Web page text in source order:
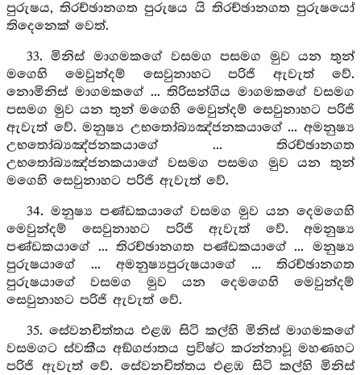
පුරුෂය, තිරච්ඡානගත පුරුෂය යි තිරච්ඡානගත පුරුෂයෝ
තිදෙනෙක් වෙත්.
33. මිනිස් මාගමකගේ වසමග පසමග මුව යන තුන්
මගෙහි මෙවුන්දම් සෙවුනාහට පරිජි ඇවැත් වේ.
නොමිනිස් මාගමකගේ ... තිරිසන්ගිය මාගමකගේ වසමග
පසමග මුව යන තුන් මගෙහි මෙවුන්දම් සෙවුනාහට පරිජි
ඇවැත් වේ. මනුෂ්‍ය උභතෝබ්‍යඤ්ජනකයාගේ ... අමනුෂ්‍ය
උභතෝබ්‍යඤ්ජනකයාගේ ... තිරච්ඡානගත
උභතෝබ්‍යඤ්ජනකයාගේ වසමග පසමග මුව යන තුන්
මගෙහි සෙවුනාහට පරිජි ඇවැත් වේ.
34. මනුෂ්‍ය පණ්ඩකයාගේ වසමග මුව යන දෙමගෙහි
මෙවුන්දම් සෙවුනාහට පරිජි ඇවැත් වේ. අමනුෂ්‍ය
පණ්ඩකයාගේ ... තිරච්ඡානගත පණ්ඩකයාගේ ... මනුෂ්‍ය
පුරුෂයාගේ ... අමනුෂ්‍යපුරුෂයාගේ ... තිරච්ඡානගත
පුරුෂයාගේ වසමග මුව යන දෙමගෙහි මෙවුන්දම්
සෙවුනාහට පරිජි ඇවැත් වේ.
35. සේවනචිත්තය එළඹ සිටි කල්හි මිනිස් මාගමකගේ
වසමගට ස්වකීය අඞ්ගජාතය ප්‍රවිෂ්ට කරන්නාවූ මහණහට
පරිජි ඇවැත් වේ. සේවනචිත්තය එළඹ සිටි කල්හි මිනිස්